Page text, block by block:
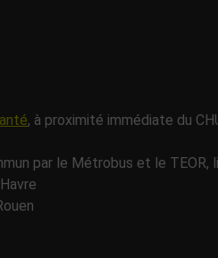
, à proximité immédiate du
par le Métrobus et le TEOR,